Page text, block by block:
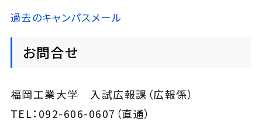
過去のキャンパスメール
お問合せ
福岡工業大学 入試広報課（広報係）
TEL：092-606-0607（直通）